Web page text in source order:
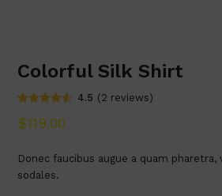
Colorful Silk Shirt
4.50
de
valoracions
de clients
4.5 (2 reviews)
$119.00
Donec faucibus augue a quam
sodales.